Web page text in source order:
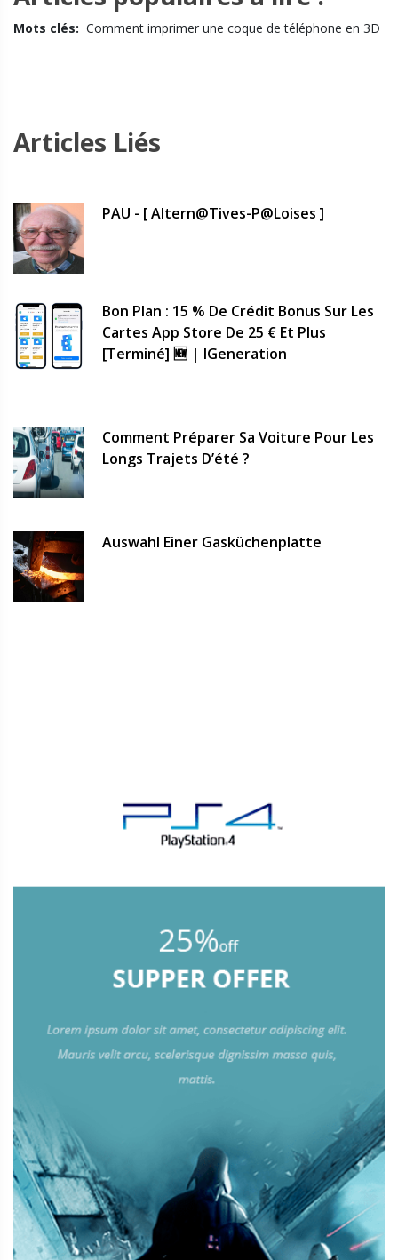
Mots clés: Comment imprimer une coque de téléphone en 3D
Articles Liés
PAU - [ Altern@tives-P@loises ]
Bon Plan : 15 % De Crédit Bonus Sur Les
Cartes App Store De 25 € Et Plus
[terminé] 🆕 | IGeneration
Comment Préparer Sa Voiture Pour Les
Longs Trajets D’été ?
Auswahl Einer Gasküchenplatte